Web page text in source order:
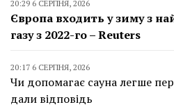
20:29 6 СЕРПНЯ, 2026
Європа входить у зиму з
газу з 2022-го – Reuters
20:17 6 СЕРПНЯ, 2026
Чи допомагає сауна легше
дали відповідь